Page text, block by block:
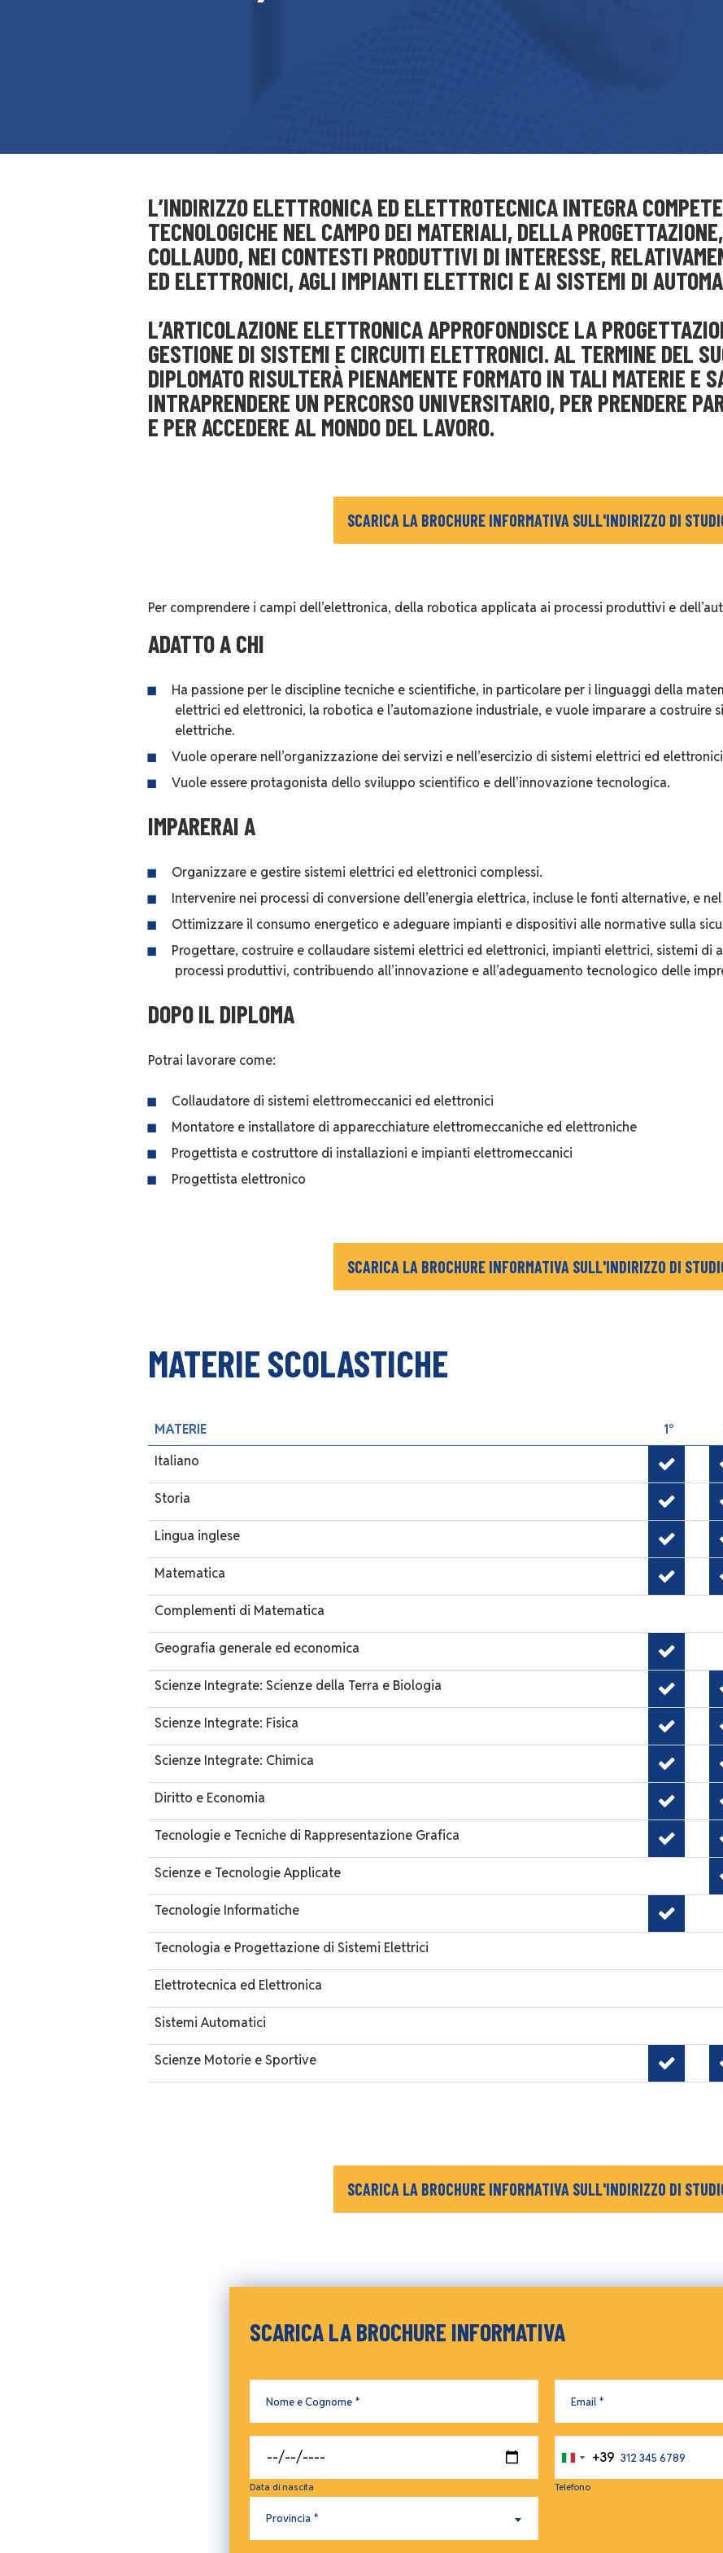
L’INDIRIZZO ELETTRONICA ED ELETTROTECNICA INTEGRA
TECNOLOGICHE NEL CAMPO DEI MATERIALI, DELLA
COLLAUDO, NEI CONTESTI PRODUTTIVI DI INTERESSE,
ED ELETTRONICI, AGLI IMPIANTI ELETTRICI E AI SISTEMI DI
L’ARTICOLAZIONE ELETTRONICA APPROFONDISCE LA
GESTIONE DI SISTEMI E CIRCUITI ELETTRONICI. AL TERMINE DEL
DIPLOMATO RISULTERÀ PIENAMENTE FORMATO IN TALI MATERIE E
INTRAPRENDERE UN PERCORSO UNIVERSITARIO, PER PRENDERE
E PER ACCEDERE AL MONDO DEL LAVORO.
SCARICA LA BROCHURE INFORMATIVA SULL'INDIRIZZO DI
Per comprendere i campi dell’elettronica, della robotica applicata ai processi produttivi e
ADATTO A CHI
Ha passione per le discipline tecniche e scientifiche, in particolare per i linguaggi della
elettrici ed elettronici, la robotica e l’automazione industriale, e vuole imparare a costruire
elettriche.
Vuole operare nell’organizzazione dei servizi e nell’esercizio di sistemi elettrici ed
Vuole essere protagonista dello sviluppo scientifico e dell’innovazione tecnologica.
IMPARERAI A
Organizzare e gestire sistemi elettrici ed elettronici complessi.
Intervenire nei processi di conversione dell’energia elettrica, incluse le fonti alternative, e
Ottimizzare il consumo energetico e adeguare impianti e dispositivi alle normative sulla
Progettare, costruire e collaudare sistemi elettrici ed elettronici, impianti elettrici, sistemi di
processi produttivi, contribuendo all’innovazione e all’adeguamento tecnologico delle
DOPO IL DIPLOMA
Potrai lavorare come:
Collaudatore di sistemi elettromeccanici ed elettronici
Montatore e installatore di apparecchiature elettromeccaniche ed elettroniche
Progettista e costruttore di installazioni e impianti elettromeccanici
Progettista elettronico
SCARICA LA BROCHURE INFORMATIVA SULL'INDIRIZZO DI
MATERIE SCOLASTICHE
MATERIE 1°
Italiano
Storia
Lingua inglese
Matematica
Complementi di Matematica
Geografia generale ed economica
Scienze Integrate: Scienze della Terra e Biologia
Scienze Integrate: Fisica
Scienze Integrate: Chimica
Diritto e Economia
Tecnologie e Tecniche di Rappresentazione Grafica
Scienze e Tecnologie Applicate
Tecnologie Informatiche
Tecnologia e Progettazione di Sistemi Elettrici
Elettrotecnica ed Elettronica
Sistemi Automatici
Scienze Motorie e Sportive
SCARICA LA BROCHURE INFORMATIVA SULL'INDIRIZZO DI
Testo
SCARICA LA BROCHURE INFORMATIVA
Data di nascita
Italia
+39
+39
Telefono
Provincia *